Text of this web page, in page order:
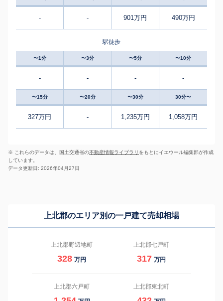
- - 901万円 490万円
駅徒歩
〜1分 〜3分 〜5分 〜10分
- - - -
〜15分 〜20分 〜30分 30分〜
327万円 - 1,235万円 1,058万円
※ これらのデータは、国土交通省の不動産情報ライブラリ をもとにイエウール編集部が作成
しています。
データ更新日: 2026年04月27日
上北郡のエリア別の一戸建て売却相場
上北郡野辺地町
328 万円
上北郡七戸町
317 万円
上北郡六戸町 上北郡東北町